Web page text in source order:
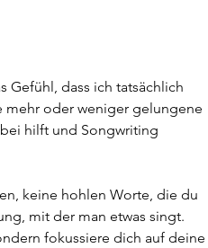
dass ich tatsächlich
mehr oder weniger gelungene
hilft und Songwriting
keine hohlen Worte, die du
mit der man etwas singt.
fokussiere dich auf deine